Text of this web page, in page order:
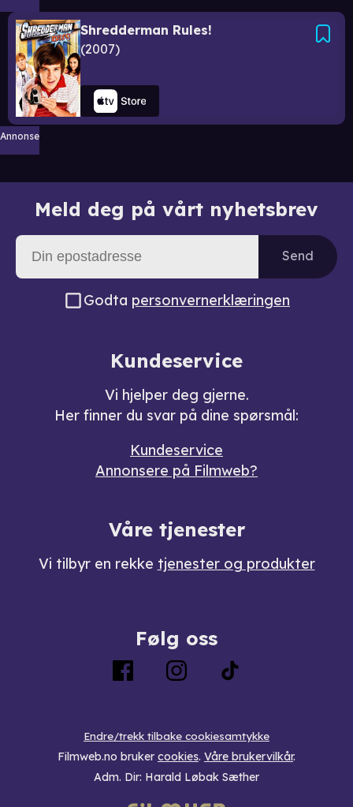
Shredderman Rules!
2007
Annonse
Meld deg på vårt nyhetsbrev
Send
Godta personvernerklæringen
Kundeservice
Vi hjelper deg gjerne.
Her finner du svar på dine spørsmål:
Kundeservice
Annonsere på Filmweb?
Våre tjenester
Vi tilbyr en rekke tjenester og produkter
Følg oss
Endre/trekk tilbake cookiesamtykke
Filmweb.no bruker cookies. Våre brukervilkår.
Adm. Dir: Harald Løbak Sæther